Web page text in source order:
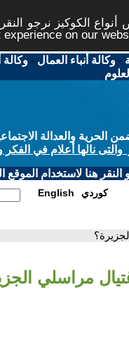
الكوكيز نرجو
on our
-وكالة أنباء العمال -وكالة
والعدالة
نالها أعلام في الفكر
هنا لاستخدام الموقع
English كوردي
مراسلي